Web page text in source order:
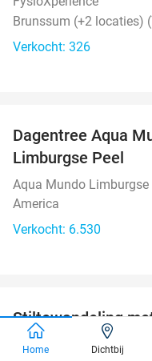
Brunssum (+2 locaties)
Verkocht: 326
Dagentree Aqua
Limburgse Peel
Aqua Mundo Limburgse
America
Verkocht: 6.530
Stiltewandeling
massage + evt.
Home Dichtbij